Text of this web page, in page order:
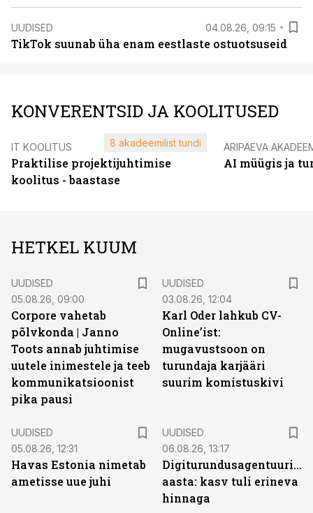
UUDISED 04.08.26, 09:15
TikTok suunab üha enam eestlaste ostuotsuseid
KONVERENTSID JA KOOLITUSED
IT KOOLITUS
Praktilise projektijuhtimise
koolitus - baastase
8 akadeemilist tundi ÄRIPÄEVA
AI müügis ja
HETKEL KUUM
UUDISED
05.08.26, 09:00
Corpore vahetab
põlvkonda | Janno
Toots annab juhtimise
uutele inimestele ja teeb
kommunikatsioonist
pika pausi
UUDISED
03.08.26, 12:04
Karl Oder lahkub CV-
Online’ist:
mugavustsoon on
turundaja karjääri
suurim komistuskivi
UUDISED
05.08.26, 12:31
Havas Estonia nimetab
ametisse uue juhi
UUDISED
06.08.26, 13:17
Digiturundusagentuuride
aasta: kasv tuli erineva
hinnaga